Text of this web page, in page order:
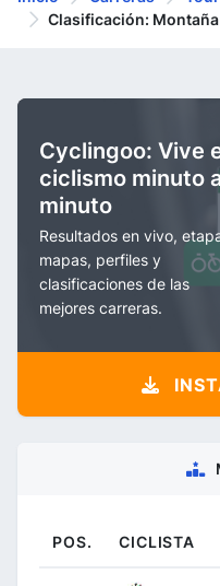
Clasificación: Montaña
Cyclingoo: Vive
ciclismo minuto
minuto
Resultados en vivo,
mapas, perfiles y
clasificaciones de las
mejores carreras.
POS. CICLISTA